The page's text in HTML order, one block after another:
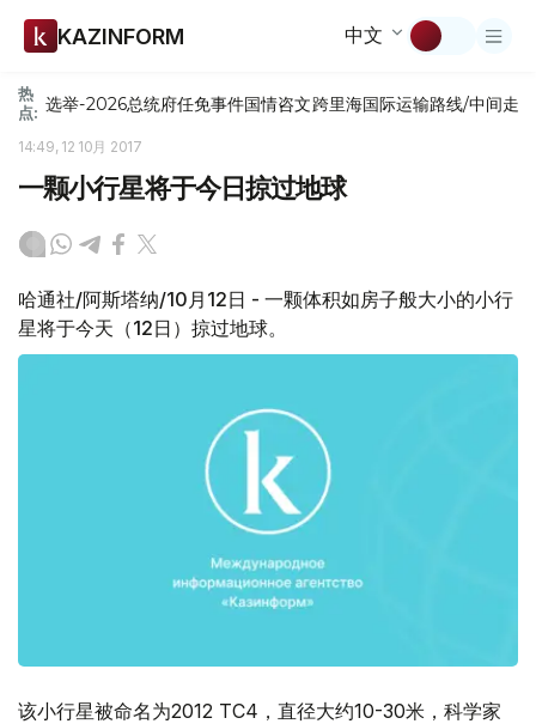
KAZINFORM 中文
热
点: 选举-2026总统府任免事件国情咨文跨里海国际运输路线/中间走廊
14:49, 12 10月 2017
一颗小行星将于今日掠过地球
哈通社/阿斯塔纳/10月12日 - 一颗体积如房子般大小的小行
星将于今天（12日）掠过地球。
该小行星被命名为2012 TC4，直径大约10-30米，科学家